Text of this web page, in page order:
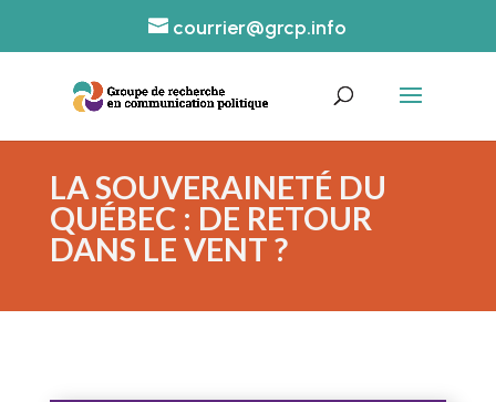
courrier@grcp.info
LA SOUVERAINETÉ DU
QUÉBEC : DE RETOUR
DANS LE VENT ?